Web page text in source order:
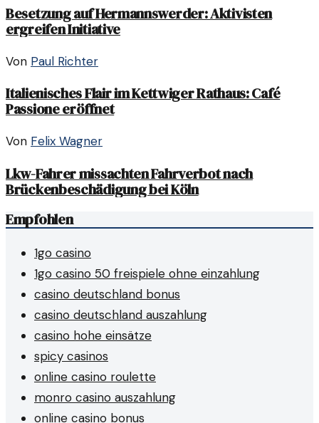
Besetzung auf Hermannswerder: Aktivisten
ergreifen Initiative
Von Paul Richter
Italienisches Flair im Kettwiger Rathaus: Café
Passione eröffnet
Von Felix Wagner
Lkw-Fahrer missachten Fahrverbot nach
Brückenbeschädigung bei Köln
Empfohlen
1go casino
1go casino 50 freispiele ohne einzahlung
casino deutschland bonus
casino deutschland auszahlung
casino hohe einsätze
spicy casinos
online casino roulette
monro casino auszahlung
online casino bonus